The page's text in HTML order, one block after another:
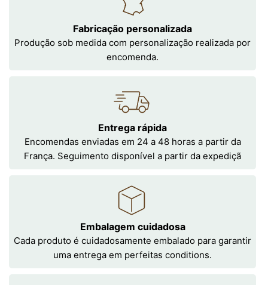
Fabricação personalizada
Produção sob medida com personalização realizada por
encomenda.
Entrega rápida
Encomendas enviadas em 24 a 48 horas a partir da
França. Seguimento disponível a partir da expediçã
Embalagem cuidadosa
Cada produto é cuidadosamente embalado para garantir
uma entrega em perfeitas conditions.